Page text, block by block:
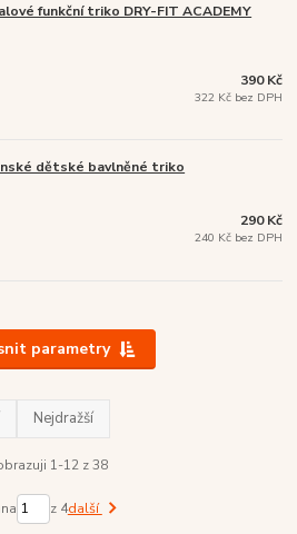
funkční triko DRY-FIT ACADEMY
390 Kč
322 Kč bez DPH
dětské bavlněné triko
290 Kč
240 Kč bez DPH
parametry
Nejdražší
1-12 z 38
z 4další